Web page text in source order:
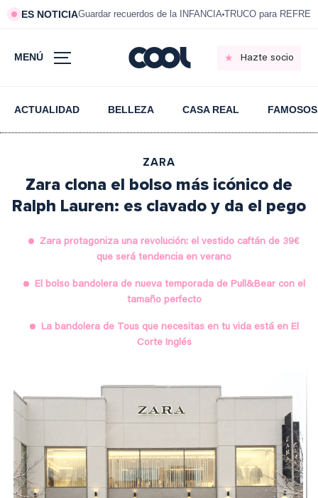
ES NOTICIAGuardar recuerdos de la INFANCIA TRUCO para
MENÚ Hazte socio
ACTUALIDAD BELLEZA CASA REAL FAMOSOS
ZARA
Zara clona el bolso más icónico de
Ralph Lauren: es clavado y da el pego
Zara protagoniza una revolución: el vestido caftán de 39€
que será tendencia en verano
El bolso bandolera de nueva temporada de Pull&Bear con el
tamaño perfecto
La bandolera de Tous que necesitas en tu vida está en El
Corte Inglés